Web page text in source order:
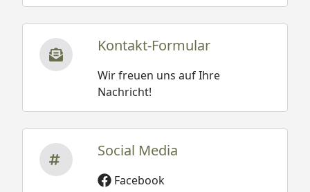
Kontakt-Formular
Wir freuen uns auf Ihre
Nachricht!
Social Media
Facebook